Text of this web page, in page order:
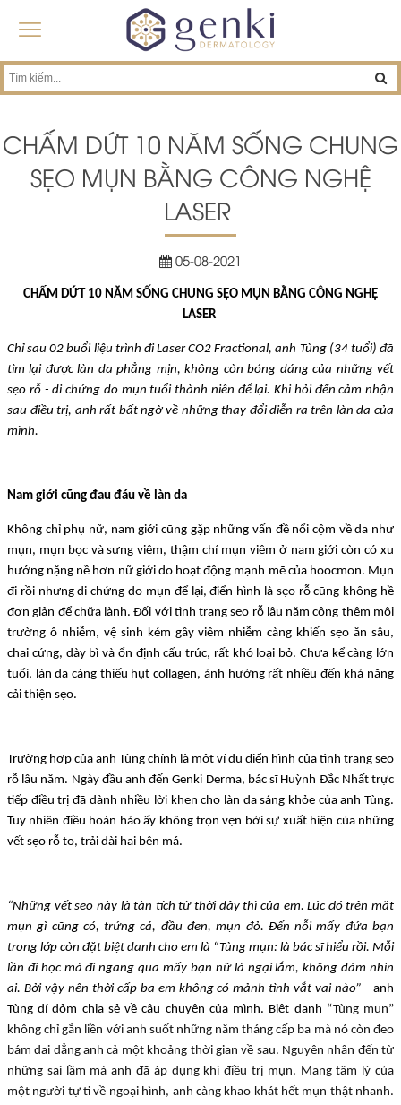
CHẤM DỨT 10 NĂM SỐNG CHUNG
SẸO MỤN BẰNG CÔNG NGHỆ
LASER
05-08-2021
CHẤM DỨT 10 NĂM SỐNG CHUNG SẸO MỤN BẰNG CÔNG NGHỆ
LASER
Chỉ sau 02 buổi liệu trình đi Laser CO2 Fractional, anh Tùng (34 tuổi) đã
tìm lại được làn da phẳng mịn, không còn bóng dáng của những vết
sẹo rỗ - di chứng do mụn tuổi thành niên để lại. Khi hỏi đến cảm nhận
sau điều trị, anh rất bất ngờ về những thay đổi diễn ra trên làn da của
mình.
Nam giới cũng đau đáu về làn da
Không chỉ phụ nữ, nam giới cũng gặp những vấn đề nổi cộm về da như
mụn, mụn bọc và sưng viêm, thậm chí mụn viêm ở nam giới còn có xu
hướng nặng nề hơn nữ giới do hoạt động mạnh mẽ của hoocmon. Mụn
đi rồi nhưng di chứng do mụn để lại, điển hình là sẹo rỗ cũng không hề
đơn giản để chữa lành. Đối với tình trạng sẹo rỗ lâu năm cộng thêm môi
trường ô nhiễm, vệ sinh kém gây viêm nhiễm càng khiến sẹo ăn sâu,
chai cứng, dày bì và ổn định cấu trúc, rất khó loại bỏ. Chưa kể càng lớn
tuổi, làn da càng thiếu hụt collagen, ảnh hưởng rất nhiều đến khả năng
cải thiện sẹo.
Trường hợp của anh Tùng chính là một ví dụ điển hình của tình trạng sẹo
rỗ lâu năm. Ngày đầu anh đến Genki Derma, bác sĩ Huỳnh Đắc Nhất trực
tiếp điều trị đã dành nhiều lời khen cho làn da sáng khỏe của anh Tùng.
Tuy nhiên điều hoàn hảo ấy không trọn vẹn bởi sự xuất hiện của những
vết sẹo rỗ to, trải dài hai bên má.
“Những vết sẹo này là tàn tích từ thời dậy thì của em. Lúc đó trên mặt
mụn gì cũng có, trứng cá, đầu đen, mụn đỏ. Đến nỗi mấy đứa bạn
trong lớp còn đặt biệt danh cho em là “Tùng mụn: là bác sĩ hiểu rồi. Mỗi
lần đi học mà đi ngang qua mấy bạn nữ là ngại lắm, không dám nhìn
ai. Bởi vậy nên thời cấp ba em không có mảnh tình vắt vai nào” - anh
Tùng dí dỏm chia sẻ về câu chuyện của mình. Biệt danh “Tùng mụn”
không chỉ gắn liền với anh suốt những năm tháng cấp ba mà nó còn đeo
bám dai dẳng anh cả một khoảng thời gian về sau. Nguyên nhân đến từ
những sai lầm mà anh đã áp dụng khi điều trị mụn. Mang tâm lý của
một người tự ti về ngoại hình, anh càng khao khát hết mụn thật nhanh.